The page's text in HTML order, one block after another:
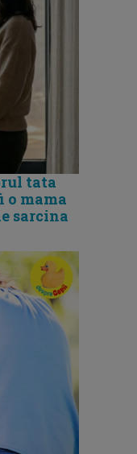
tata
o mama
sarcina